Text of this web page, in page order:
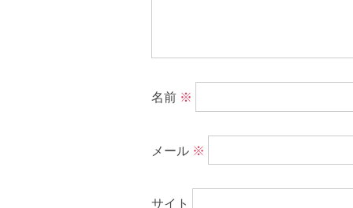
名前 ※
メール ※
サイト